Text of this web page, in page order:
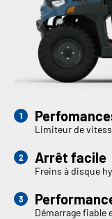
Limiteur de
Arrêt facile
Freins à disque
Démarrage fiable